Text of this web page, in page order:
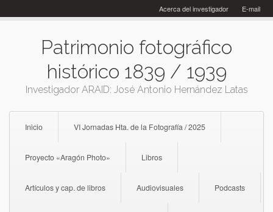
to
E-mail
Acerca del investigador
Patrimonio fotográfico
histórico 1839 / 1939
Investigador ARAID: José Antonio Hernández Latas
Inicio VI Jornadas Hta. de la Fotografía / 2025
Proyecto «Aragón Photo» Libros
Artículos y cap. de libros Audiovisuales Podcasts